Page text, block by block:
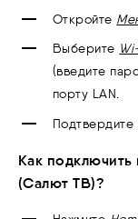
Откройте
Выберите
(введите
порту LAN.
Как подключить
(Салют ТВ)?